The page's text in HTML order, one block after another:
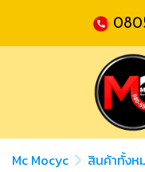
Mc Mocyc สินค้าทั้งห